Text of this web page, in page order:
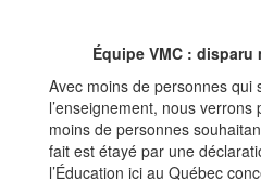
Équipe VMC :
Avec moins de personnes qui
l’enseignement, nous
moins de personnes
fait est étayé par une
l’Éducation ici au Québec